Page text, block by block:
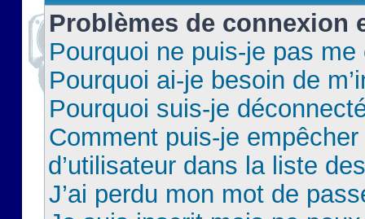
Problèmes de connexion
Pourquoi ne puis-je pas
Pourquoi ai-je besoin de
Pourquoi suis-je
Comment puis-je
d’utilisateur dans la liste
J’ai perdu mon mot de